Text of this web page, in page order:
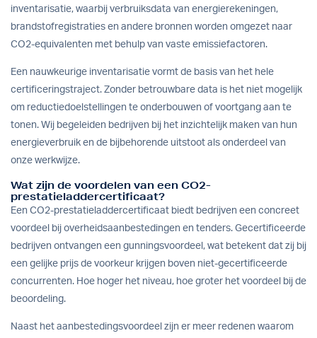
inventarisatie, waarbij verbruiksdata van energierekeningen,
brandstofregistraties en andere bronnen worden omgezet naar
CO2-equivalenten met behulp van vaste emissiefactoren.
Een nauwkeurige inventarisatie vormt de basis van het hele
certificeringstraject. Zonder betrouwbare data is het niet mogelijk
om reductiedoelstellingen te onderbouwen of voortgang aan te
tonen. Wij begeleiden bedrijven bij het inzichtelijk maken van hun
energieverbruik en de bijbehorende uitstoot als onderdeel van
onze werkwijze.
Wat zijn de voordelen van een CO2-
prestatieladdercertificaat?
Een CO2-prestatieladdercertificaat biedt bedrijven een concreet
voordeel bij overheidsaanbestedingen en tenders. Gecertificeerde
bedrijven ontvangen een gunningsvoordeel, wat betekent dat zij bij
een gelijke prijs de voorkeur krijgen boven niet-gecertificeerde
concurrenten. Hoe hoger het niveau, hoe groter het voordeel bij de
beoordeling.
Naast het aanbestedingsvoordeel zijn er meer redenen waarom